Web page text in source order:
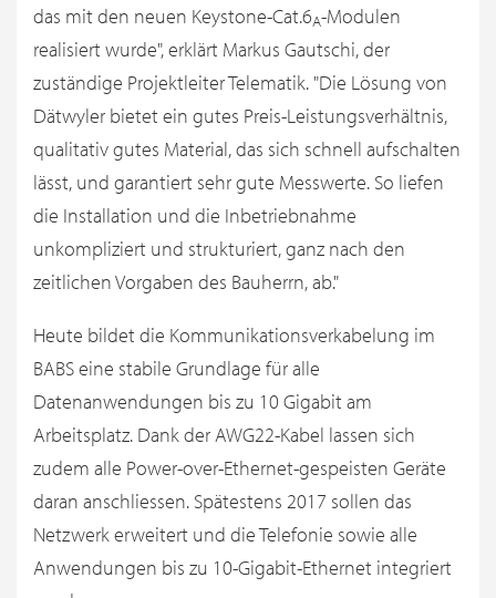
das mit den neuen Keystone-Cat.6A-Modulen
realisiert wurde", erklärt Markus Gautschi, der
zuständige Projektleiter Telematik. "Die Lösung von
Dätwyler bietet ein gutes Preis-Leistungsverhältnis,
qualitativ gutes Material, das sich schnell aufschalten
lässt, und garantiert sehr gute Messwerte. So liefen
die Installation und die Inbetriebnahme
unkompliziert und strukturiert, ganz nach den
zeitlichen Vorgaben des Bauherrn, ab."
Heute bildet die Kommunikationsverkabelung im
BABS eine stabile Grundlage für alle
Datenanwendungen bis zu 10 Gigabit am
Arbeitsplatz. Dank der AWG22-Kabel lassen sich
zudem alle Power-over-Ethernet-gespeisten Geräte
daran anschliessen. Spätestens 2017 sollen das
Netzwerk erweitert und die Telefonie sowie alle
Anwendungen bis zu 10-Gigabit-Ethernet integriert